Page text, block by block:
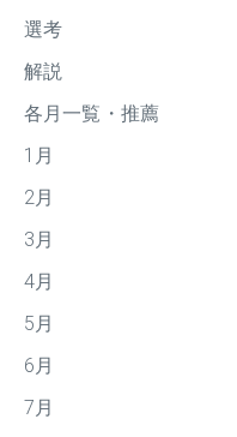
選考
解説
各月一覧・推薦
1月
2月
3月
4月
5月
6月
7月